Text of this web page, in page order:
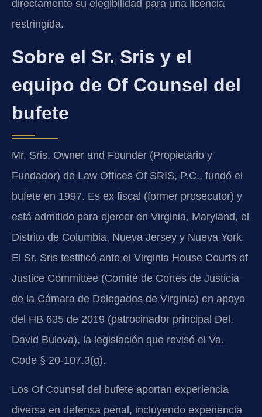
directamente su elegibilidad para una licencia
restringida.
Sobre el Sr. Sris y el
equipo de Of Counsel del
bufete
Mr. Sris, Owner and Founder (Propietario y
Fundador) de Law Offices Of SRIS, P.C., fundó el
bufete en 1997. Es ex fiscal (former prosecutor) y
está admitido para ejercer en Virginia, Maryland, el
Distrito de Columbia, Nueva Jersey y Nueva York.
El Sr. Sris testificó ante el Virginia House Courts of
Justice Committee (Comité de Cortes de Justicia
de la Cámara de Delegados de Virginia) en apoyo
del HB 635 de 2019 (patrocinador principal Del.
David Bulova), la legislación que revisó el Va.
Code § 20-107.3(g).
Los Of Counsel del bufete aportan experiencia
diversa en defensa penal, incluyendo experiencia